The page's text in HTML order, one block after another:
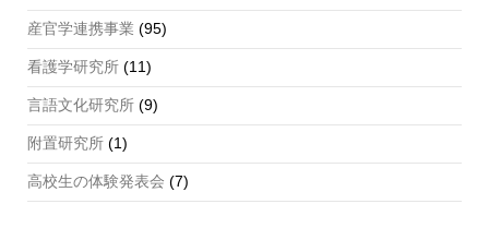
産官学連携事業 (95)
看護学研究所 (11)
言語文化研究所 (9)
附置研究所 (1)
高校生の体験発表会 (7)